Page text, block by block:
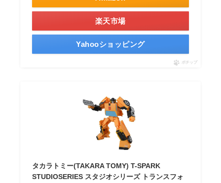
楽天市場
Yahooショッピング
ポチップ
タカラトミー(TAKARA TOMY) T-SPARK
STUDIOSERIES スタジオシリーズ トランスフォ